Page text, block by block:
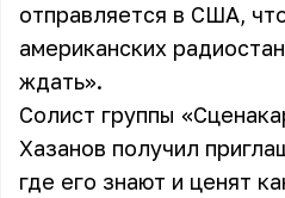
отправляется в США,
американских
ждать».
Солист группы
Хазанов получил
где его знают и ценят